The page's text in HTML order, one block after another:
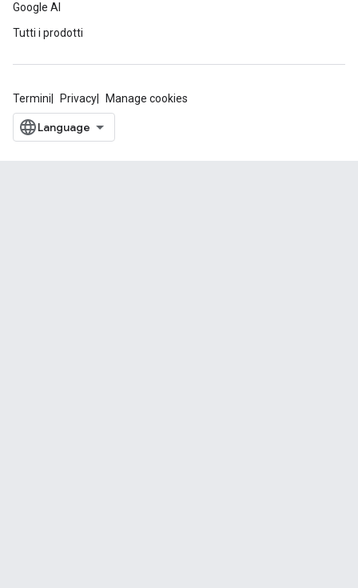
Google AI
Tutti i prodotti
Termini Privacy Manage cookies